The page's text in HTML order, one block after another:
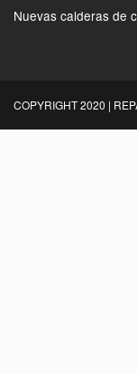
Nuevas calderas de
COPYRIGHT 2020 |